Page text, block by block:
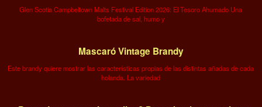
Glen Scotia Campbeltown Malts Festival Edition 2026: El Tesoro Ahumado Una
bofetada de sal, humo y
Mascaró Vintage Brandy
Este brandy quiere mostrar las características propias de las distintas añadas de cada
holanda. La variedad